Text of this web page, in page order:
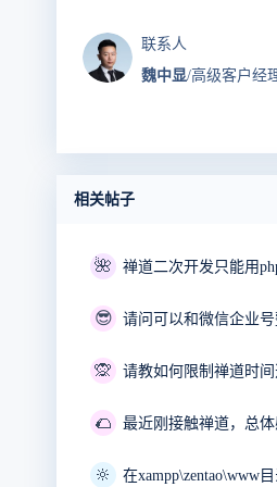
联系人
魏中显/高级客户经
相关帖子
🌺 禅道二次开发只能用
😎 请问可以和微信企业
🙊 请教如何限制禅道时间
🌮 最近刚接触禅道，总
🔆 在xampp\zentao\www